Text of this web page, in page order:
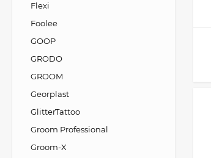
Flexi
Foolee
GOOP
GRODO
GROOM
Georplast
GlitterTattoo
Groom Professional
Groom-X